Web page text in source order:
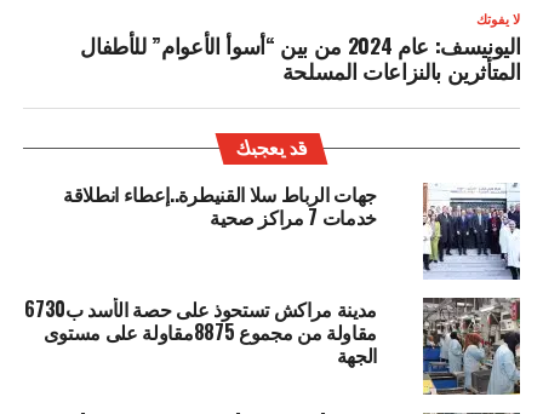
لا يفوتك
اليونيسف: عام 2024 من بين “أسوأ الأعوام” للأطفال
المتأثرين بالنزاعات المسلحة
قد يعجبك
جهات الرباط سلا القنيطرة..إعطاء انطلاقة
خدمات 7 مراكز صحية
مدينة مراكش تستحوذ على حصة الأسد ب6730
مقاولة من مجموع 8875مقاولة على مستوى
الجهة